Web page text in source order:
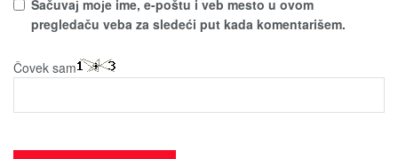
Sačuvaј moјe ime, e-poštu i veb mesto u ovom
pregledaču veba za sledeći put kada komentarišem.
Čovek sam